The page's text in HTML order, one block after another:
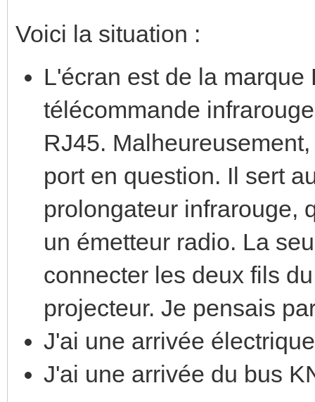
Voici la situation :
L'écran est de la
télécommande
RJ45.
port en question. Il sert
prolongateur infrarouge,
un émetteur radio. La
connecter les deux fils
projecteur. Je pensais
J'ai une arrivée électrique
J'ai une arrivée du bus